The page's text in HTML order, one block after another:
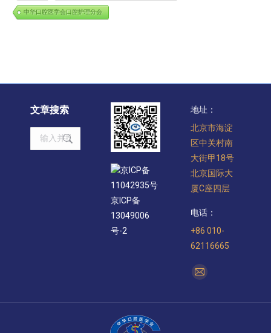
中华口腔医学会口腔护理分会
文章搜索
Search:
京ICP备
11042935号
京ICP备
13049006
号-2
地址：
北京市海淀
区中关村南
大街甲18号
北京国际大
厦C座四层
电话：
+86 010-
62116665
找到我们：
Mail